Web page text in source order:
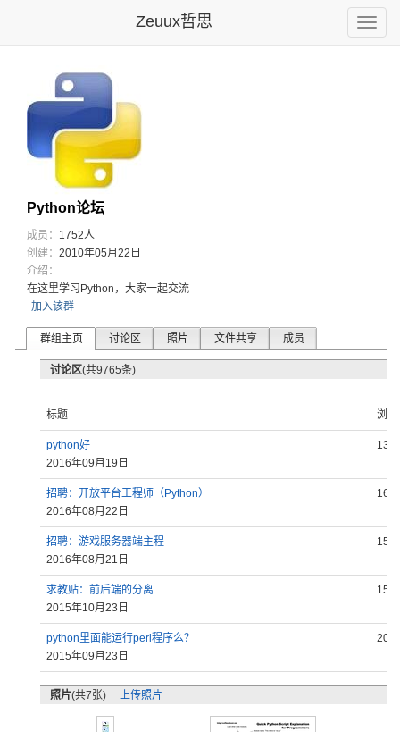
Toggle
Zeuux哲思
Python论坛
成员： 1752人
创建： 2010年05月22日
介绍：
在这里学习Python，大家一起交流
加入该群
群组主页 讨论区 照片 文件共享 成员
讨论区(共9765条)
标题 浏览
python好
2016年09月19日
招聘：开放平台工程师（Python）
2016年08月22日
招聘：游戏服务器端主程
2016年08月21日
求教贴：前后端的分离
2015年10月23日
python里面能运行perl程序么？
2015年09月23日
照片(共7张) 上传照片